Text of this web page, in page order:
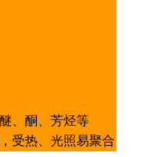
、酮、芳烃等
受热、光照易聚合